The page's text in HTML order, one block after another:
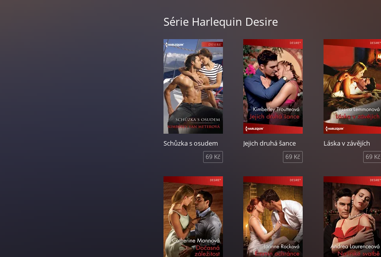
Série Harlequin Desire
Schůzka s osudem
69 Kč
Jejich druhá šance
69 Kč
Láska v závějích
69 Kč